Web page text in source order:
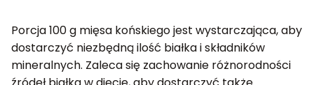
Porcja 100 g mięsa końskiego jest wystarczająca, aby
dostarczyć niezbędną ilość białka i składników
mineralnych. Zaleca się zachowanie różnorodności